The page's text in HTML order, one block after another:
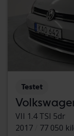
Testet
VII 1.4 TSI 5dr
2017
77 050